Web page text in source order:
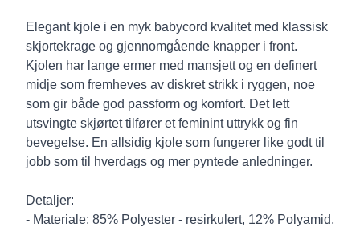
Description
Elegant kjole i en myk babycord kvalitet med klassisk
skjortekrage og gjennomgående knapper i front.
Kjolen har lange ermer med mansjett og en definert
midje som fremheves av diskret strikk i ryggen, noe
som gir både god passform og komfort. Det lett
utsvingte skjørtet tilfører et feminint uttrykk og fin
bevegelse. En allsidig kjole som fungerer like godt til
jobb som til hverdags og mer pyntede anledninger.
Detaljer:
- Materiale: 85% Polyester - resirkulert, 12% Polyamid,